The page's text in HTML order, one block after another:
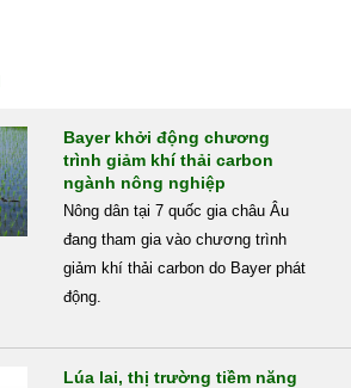
Bayer khởi động chương
trình giảm khí thải carbon
ngành nông nghiệp
Nông dân tại 7 quốc gia châu Âu
đang tham gia vào chương trình
giảm khí thải carbon do Bayer phát
động.
Lúa lai, thị trường tiềm năng